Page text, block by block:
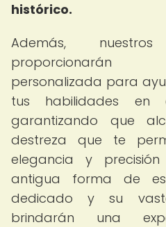
histórico.
Además,
proporcionarán
personalizada para
tus habilidades en
garantizando que
destreza que te
elegancia y
antigua forma de
dedicado y su
brindarán una